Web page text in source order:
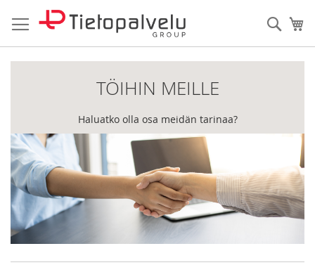
to
Content
Haku
TÖIHIN MEILLE
Haluatko olla osa meidän tarinaa?